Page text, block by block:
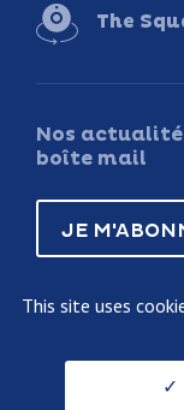
The
Nos
boîte mail
JE
This site uses